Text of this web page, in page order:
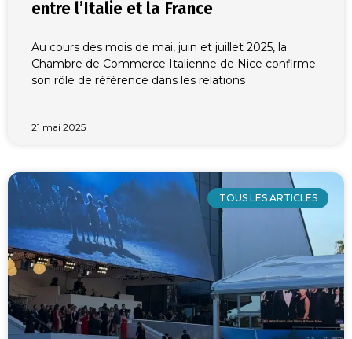
entre l’Italie et la France
Au cours des mois de mai, juin et juillet 2025, la
Chambre de Commerce Italienne de Nice confirme
son rôle de référence dans les relations
21 mai 2025
TOUS LES ARTICLES